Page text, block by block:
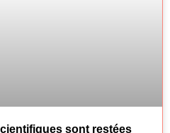
sont restées